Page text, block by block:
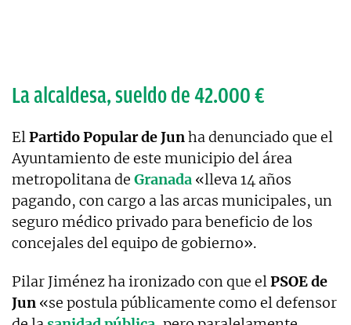
La alcaldesa, sueldo de 42.000 €
ElPartido Popular de Junha denunciado que el
Ayuntamiento de este municipio del área
metropolitana de Granada «lleva 14 años
pagando, con cargo a las arcas municipales, un
seguro médico privado para beneficio de los
concejales del equipo de gobierno».
Pilar Jiménez ha ironizado con que elPSOE de
Jun «se postula públicamente como el defensor